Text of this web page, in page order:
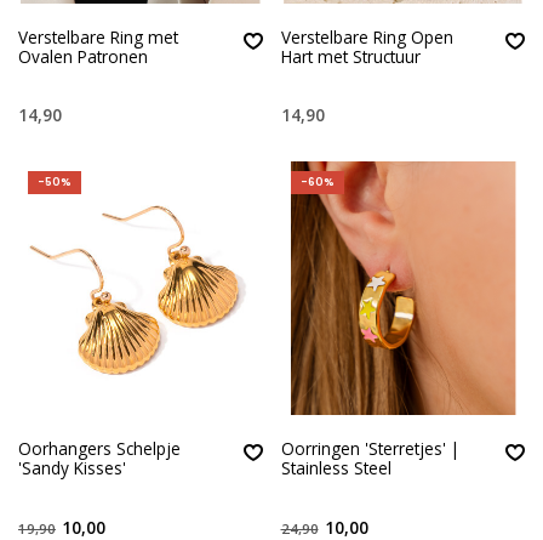
Verstelbare Ring met
Ovalen Patronen
14,90
Verstelbare Ring Open
Hart met Structuur
14,90
-50%
Oorhangers Schelpje
'Sandy Kisses'
19,90 10,00
-60%
Oorringen 'Sterretjes' |
Stainless Steel
24,90 10,00